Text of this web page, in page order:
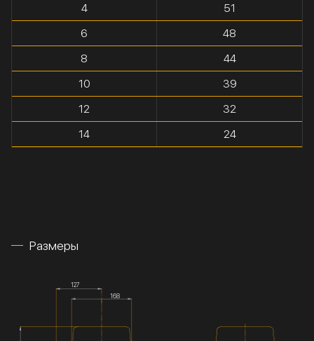
4
51
6
48
8
44
10
39
12
32
14
24
Размеры
127
168